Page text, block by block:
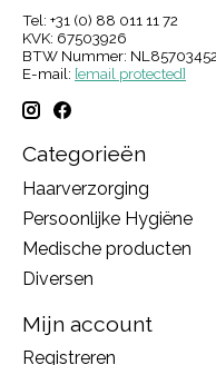
Tel: +31 (0) 88 011 11 72
KVK: 67503926
BTW Nummer:
E-mail: [email protected]
Categorieën
Haarverzorging
Persoonlijke Hygiëne
Medische producten
Diversen
Mijn account
Registreren